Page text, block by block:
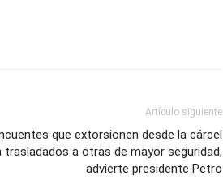
Artículo siguiente
que extorsionen desde la cárcel
trasladados a otras de mayor seguridad,
advierte presidente Petro